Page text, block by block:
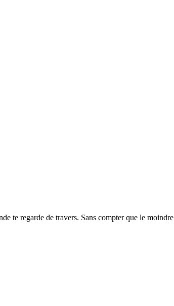
te regarde de travers. Sans compter que le moindre